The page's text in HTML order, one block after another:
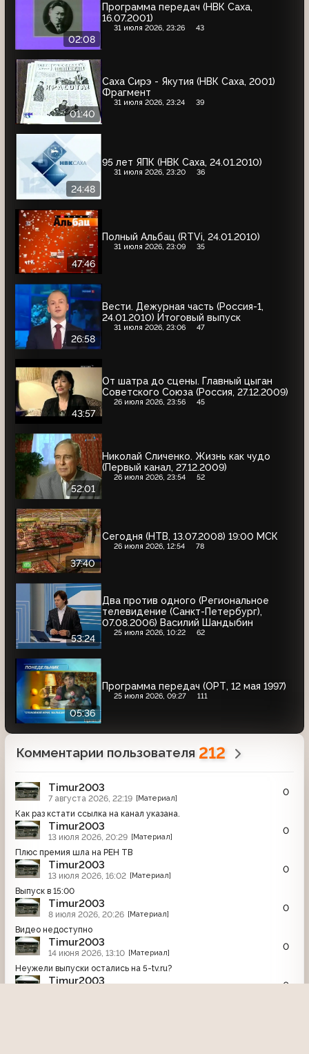
02:08
Программа передач (НВК Саха,
16.07.2001)
31 июля 2026, 23:26 43
01:40
Саха Сирэ - Якутия (НВК Саха, 2001)
Фрагмент
31 июля 2026, 23:24 39
24:48
95 лет ЯПК (НВК Саха, 24.01.2010)
31 июля 2026, 23:20 36
47:46
Полный Альбац (RTVi, 24.01.2010)
31 июля 2026, 23:09 35
26:58
Вести. Дежурная часть (Россия-1,
24.01.2010) Итоговый выпуск
31 июля 2026, 23:06 47
43:57
От шатра до сцены. Главный цыган
Советского Союза (Россия, 27.12.2009)
26 июля 2026, 23:56 45
52:01
Николай Сличенко. Жизнь как чудо
(Первый канал, 27.12.2009)
26 июля 2026, 23:54 52
37:40
Сегодня (НТВ, 13.07.2008) 19:00 МСК
26 июля 2026, 12:54 78
53:24
Два против одного (Региональное
телевидение (Санкт-Петербург),
07.08.2006) Василий Шандыбин
25 июля 2026, 10:22 62
05:36
Программа передач (ОРТ, 12 мая 1997)
25 июля 2026, 09:27 111
Комментарии пользователя 212
Timur2003
7 августа 2026, 22:19 [Материал]
0
Как раз кстати ссылка на канал указана.
Timur2003
13 июля 2026, 20:29 [Материал]
0
Плюс премия шла на РЕН ТВ
Timur2003
13 июля 2026, 16:02 [Материал]
0
Выпуск в 15:00
Timur2003
8 июля 2026, 20:26 [Материал]
0
Видео недоступно
Timur2003
14 июня 2026, 13:10 [Материал]
0
Неужели выпуски остались на 5-tv.ru?
Timur2003 0